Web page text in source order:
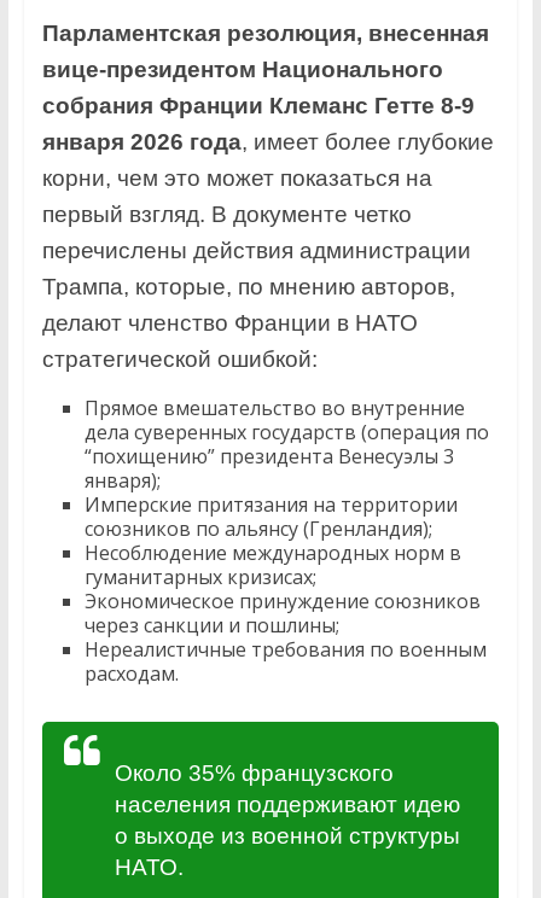
Парламентская резолюция, внесенная
вице-президентом Национального
собрания Франции Клеманс Гетте 8-9
января 2026 года, имеет более глубокие
корни, чем это может показаться на
первый взгляд. В документе четко
перечислены действия администрации
Трампа, которые, по мнению авторов,
делают членство Франции в НАТО
стратегической ошибкой:
Прямое вмешательство во внутренние
дела суверенных государств (операция по
“похищению” президента Венесуэлы 3
января);
Имперские притязания на территории
союзников по альянсу (Гренландия);
Несоблюдение международных норм в
гуманитарных кризисах;
Экономическое принуждение союзников
через санкции и пошлины;
Нереалистичные требования по военным
расходам.
Около 35% французского
населения поддерживают идею
о выходе из военной структуры
НАТО.